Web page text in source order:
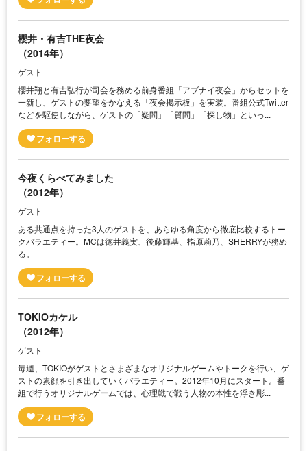
櫻井・有吉THE夜会
（2014年）
ゲスト
櫻井翔と有吉弘行が司会を務める前身番組「アブナイ夜会」からセットを
一新し、ゲストの要望をかなえる「夜会掲示板」を実装。番組公式Twitter
などを駆使しながら、ゲストの「疑問」「質問」「探し物」といっ...
今夜くらべてみました
（2012年）
ゲスト
ある共通点を持った3人のゲストを、あらゆる角度から徹底比較するトー
クバラエティー。MCは徳井義実、後藤輝基、指原莉乃、SHERRYが務め
る。
TOKIOカケル
（2012年）
ゲスト
毎週、TOKIOがゲストとさまざまなオリジナルゲームやトークを行い、ゲ
ストの素顔を引き出していくバラエティー。2012年10月にスタート。番
組で行うオリジナルゲームでは、心理戦で戦う人物の本性を浮き彫...